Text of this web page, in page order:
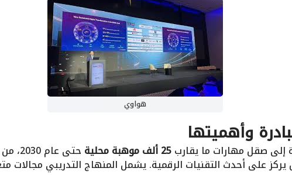
هواوي
وأهميتها
إلى صقل مهارات ما يقارب25 ألف موهبة محلية حتى
على أحدث التقنيات الرقمية. يشمل المنهاج التدريبي مجالات